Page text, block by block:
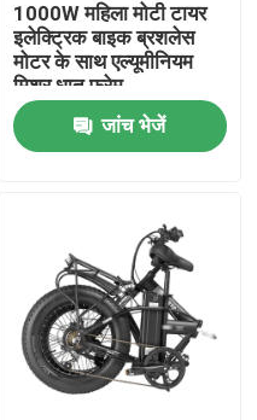
1000W महिला मोटी टायर
इलेक्ट्रिक बाइक ब्रशलेस
मोटर के साथ एल्यूमीनियम
मिश्र धातु फ्रेम
जांच भेजें